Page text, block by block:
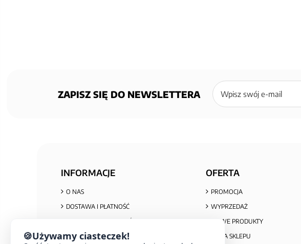
ZAPISZ SIĘ DO NEWSLETTERA
Zapisz
się
newslettera
INFORMACJE
O NAS
DOSTAWA I PŁATNOŚĆ
REGULAMIN ZAKUPÓW
OFERTA
PROMOCJA
WYPRZEDAŻ
NOWE PRODUKTY
MAPA SKLEPU
🍪Używamy ciasteczek!